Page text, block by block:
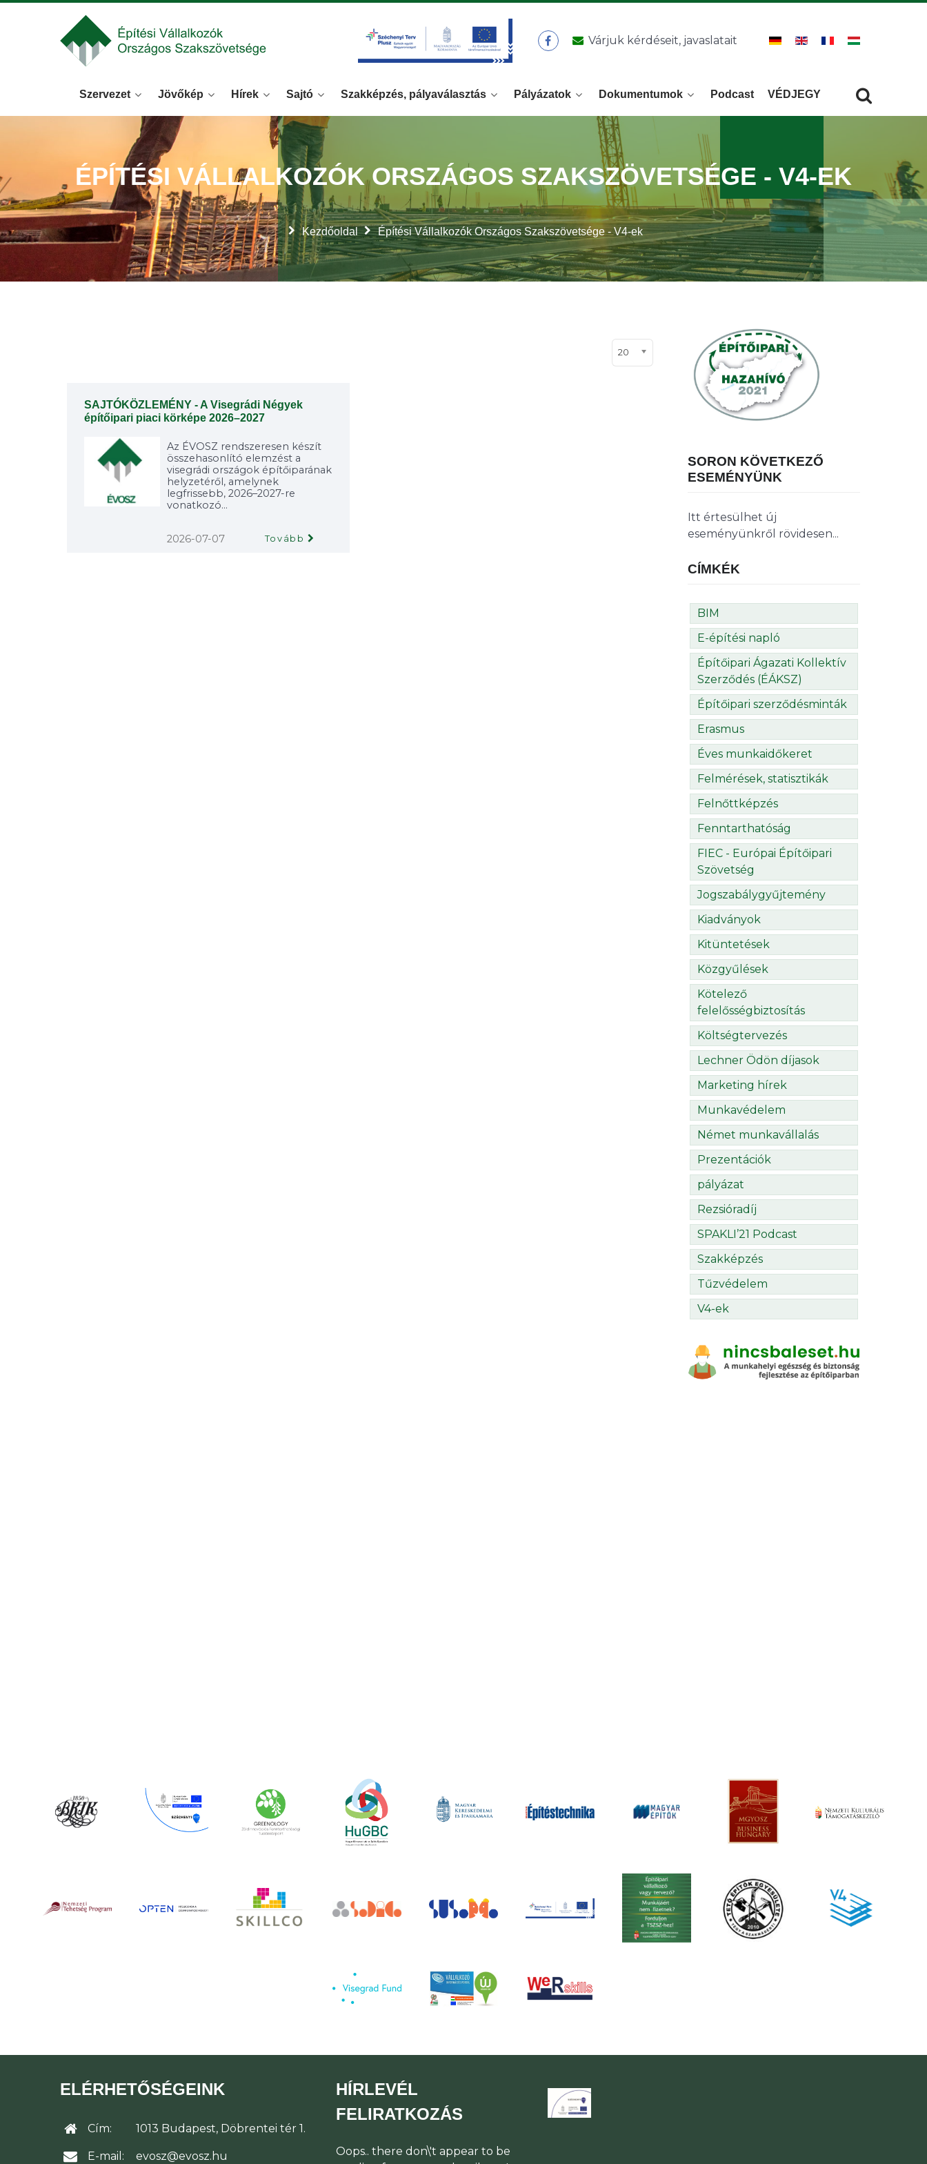
Várjuk kérdéseit, javaslatait
Szervezet Jövőkép Hírek Sajtó Szakképzés, pályaválasztás Pályázatok Dokumentumok Podcast VÉDJEGY
Kezdőoldal Építési Vállalkozók Országos Szakszövetsége - V4-ek
ÉPÍTÉSI VÁLLALKOZÓK ORSZÁGOS SZAKSZÖVETSÉGE - V4-EK
Tételek #
20
SAJTÓKÖZLEMÉNY - A Visegrádi Négyek
építőipari piaci körképe 2026–2027
Az ÉVOSZ rendszeresen készít
összehasonlító elemzést a
visegrádi országok építőiparának
helyzetéről, amelynek
legfrissebb, 2026–2027-re
vonatkozó...
2026-07-07 Tovább
SORON KÖVETKEZŐ
ESEMÉNYÜNK
Itt értesülhet új
eseményünkről rövidesen...
CÍMKÉK
BIM
E-építési napló
Építőipari Ágazati Kollektív
Szerződés (ÉÁKSZ)
Építőipari szerződésminták
Erasmus
Éves munkaidőkeret
Felmérések, statisztikák
Felnőttképzés
Fenntarthatóság
FIEC - Európai Építőipari
Szövetség
Jogszabálygyűjtemény
Kiadványok
Kitüntetések
Közgyűlések
Kötelező
felelősségbiztosítás
Költségtervezés
Lechner Ödön díjasok
Marketing hírek
Munkavédelem
Német munkavállalás
Prezentációk
pályázat
Rezsióradíj
SPAKLI’21 Podcast
Szakképzés
Tűzvédelem
V4-ek
ELÉRHETŐSÉGEINK
Cím: 1013 Budapest, Döbrentei tér 1.
E-mail: evosz@evosz.hu
HÍRLEVÉL
FELIRATKOZÁS
Oops.. there don\'t appear to be